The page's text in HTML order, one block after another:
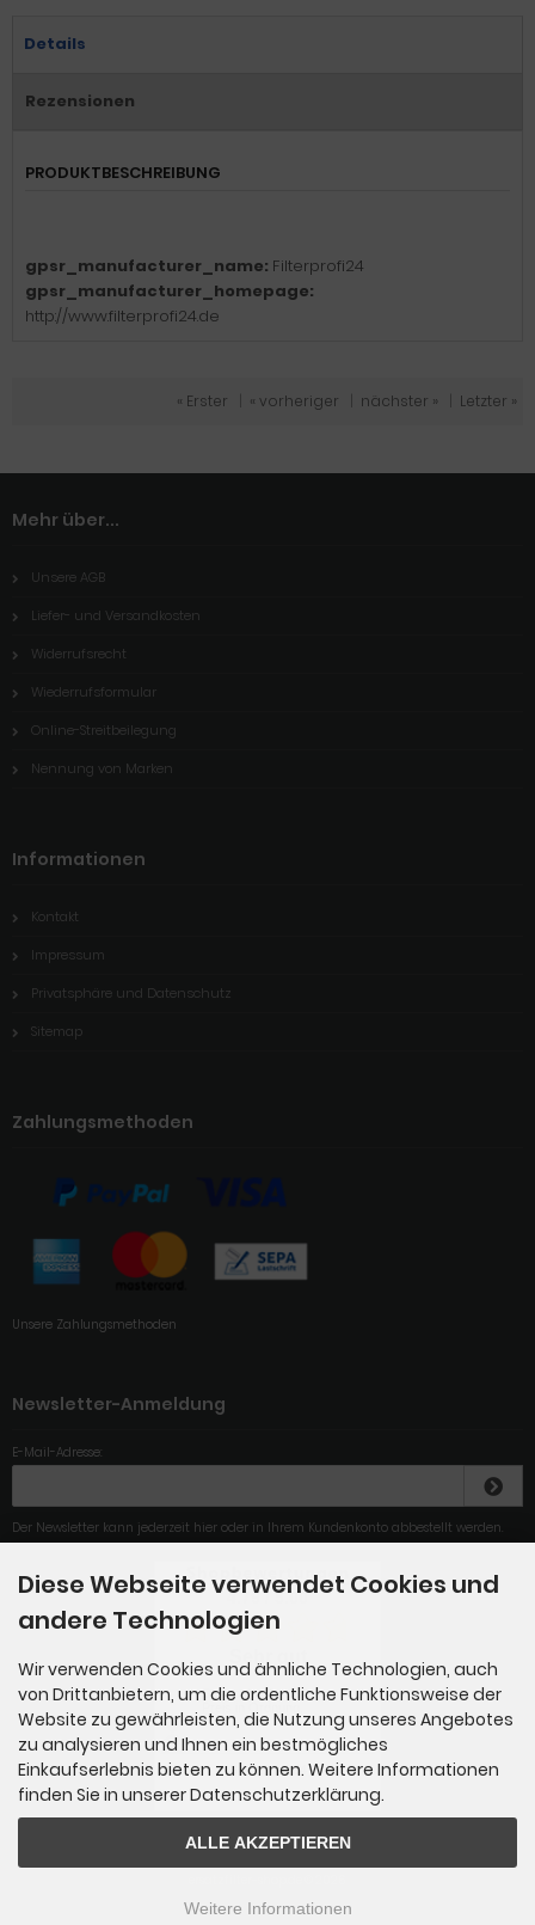
Details
Rezensionen
PRODUKTBESCHREIBUNG
gpsr_manufacturer_name: Filterprofi24
gpsr_manufacturer_homepage:
http://www.filterprofi24.de
« Erster « vorheriger nächster » Letzter »
Mehr über...
Unsere AGB
Liefer- und Versandkosten
Widerrufsrecht
Wiederrufsformular
Online-Streitbeilegung
Nennung von Marken
Informationen
Kontakt
Impressum
Privatsphäre und Datenschutz
Sitemap
Zahlungsmethoden
Unsere Zahlungsmethoden
Newsletter-Anmeldung
E-Mail-Adresse:
Der Newsletter kann jederzeit hier oder in Ihrem Kundenkonto abbestellt werden.
4.79/5.00
Sehr schnelle Lieferung und
Gesamt: 284
Diese Webseite verwendet Cookies und
andere Technologien
Wir verwenden Cookies und ähnliche Technologien, auch
von Drittanbietern, um die ordentliche Funktionsweise der
Website zu gewährleisten, die Nutzung unseres Angebotes
zu analysieren und Ihnen ein bestmögliches
Einkaufserlebnis bieten zu können. Weitere Informationen
finden Sie in unserer Datenschutzerklärung.
ALLE AKZEPTIEREN
Weitere Informationen